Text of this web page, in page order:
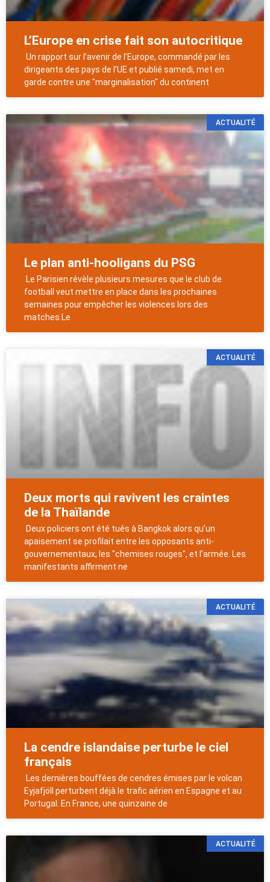
L’Europe en crise fait son autocritique
Un rapport sur l’avenir de l’Europe, commandé par les
dirigeants des pays de l’UE et publié samedi, met en
garde contre une "marginalisation" du continent
ACTUALITÉ
Le plan anti-hooligans du PSG
Le Parisien révèle plusieurs mesures que le club de
football veut mettre en place dans les prochaines
semaines pour empêcher les violences lors des
matches.Le
ACTUALITÉ
Deux morts qui ravivent les craintes
de la Thaïlande
Deux policiers ont été tués à Bangkok alors qu’un
apaisement se profilait entre les opposants anti-
gouvernementaux, les "chemises rouges", et l’armée. Les
manifestants affirment ne
ACTUALITÉ
La cendre islandaise perturbe le ciel
français
Les dernières bouffées de cendres émises par le volcan
Eyjafjöll perturbent déjà le trafic aérien en Espagne et au
Portugal. En France, une quinzaine de
ACTUALITÉ